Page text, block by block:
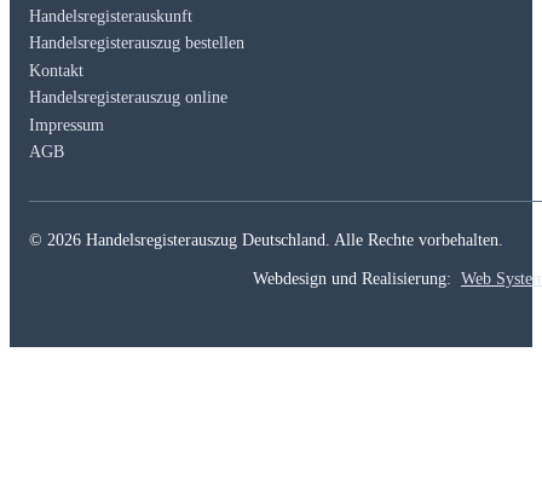
Handelsregisterauskunft
Handelsregisterauszug bestellen
Kontakt
Handelsregisterauszug online
Impressum
AGB
© 2026 Handelsregisterauszug Deutschland. Alle Rechte vorbehalten.
Webdesign und Realisierung: Web